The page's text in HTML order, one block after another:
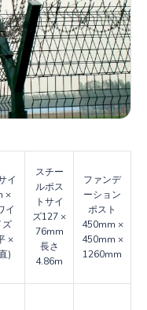
イ
×
イ
ズ
×
)
スチー
ルポス
トサイ
ズ127 ×
76mm
長さ
4.86m
ファンデ
ーション
ポスト
450mm ×
450mm ×
1260mm